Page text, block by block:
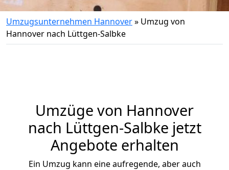
Umzugsunternehmen Hannover» Umzug von
Hannover nach Lüttgen-Salbke
Umzüge von Hannover
nach Lüttgen-Salbke jetzt
Angebote erhalten
Ein Umzug kann eine aufregende, aber auch